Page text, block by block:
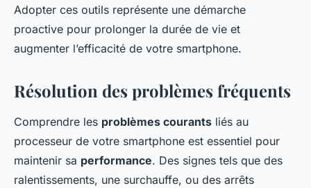
Adopter ces outils représente une démarche
proactive pour prolonger la durée de vie et
augmenter l’efficacité de votre smartphone.
Résolution des problèmes fréquents
Comprendre les problèmes courants liés au
processeur de votre smartphone est essentiel pour
maintenir sa performance. Des signes tels que des
ralentissements, une surchauffe, ou des arrêts